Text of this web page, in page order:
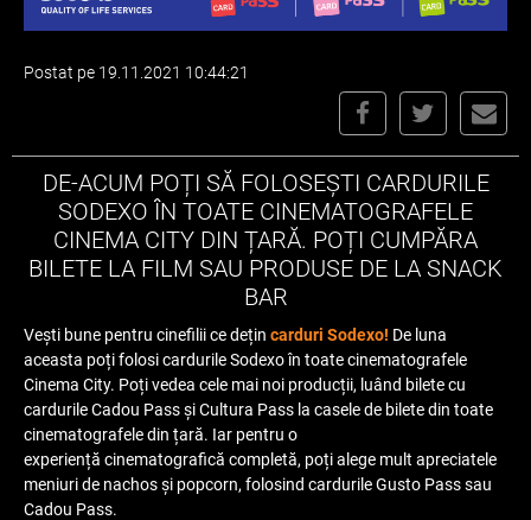
Postat pe 19.11.2021 10:44:21
DE-ACUM POȚI SĂ FOLOSEȘTI CARDURILE
SODEXO ÎN TOATE CINEMATOGRAFELE
CINEMA CITY DIN ȚARĂ. POȚI CUMPĂRA
BILETE LA FILM SAU PRODUSE DE LA SNACK
BAR
Vești bune pentru cinefilii ce dețin carduri Sodexo! De luna
aceasta poți folosi cardurile Sodexo în toate cinematografele
Cinema City. Poți vedea cele mai noi producții, luând bilete cu
cardurile Cadou Pass și Cultura Pass la casele de bilete din toate
cinematografele din țară. Iar pentru o
experiență cinematografică completă, poți alege mult apreciatele
meniuri de nachos și popcorn, folosind cardurile Gusto Pass sau
Cadou Pass.